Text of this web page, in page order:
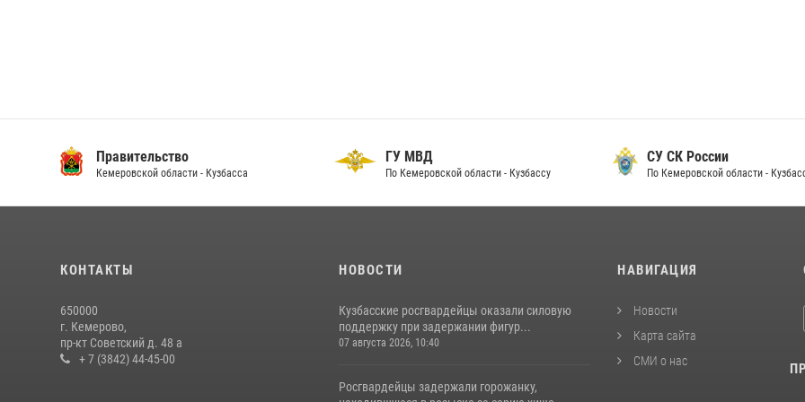
Правительство
Кемеровской области - Кузбасса
ГУ МВД
По Кемеровской области - Кузбассу
СУ СК России
По Кемеровской области -
КОНТАКТЫ
650000
г. Кемерово,
пр-кт Советский д. 48 а
+ 7 (3842) 44-45-00
НОВОСТИ
Кузбасские росгвардейцы оказали силовую
поддержку при задержании фигур...
07 августа 2026, 10:40
Росгвардейцы задержали горожанку,
НАВИГАЦИЯ
Новости
Карта сайта
СМИ о нас